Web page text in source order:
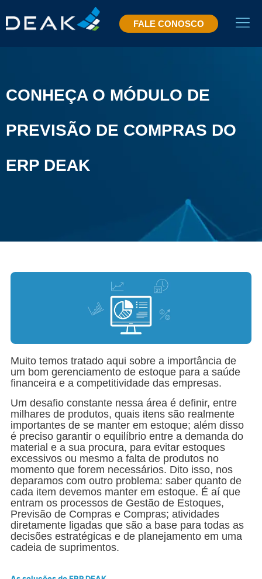
FALE CONOSCO
CONHEÇA O MÓDULO DE
PREVISÃO DE COMPRAS DO
ERP DEAK
Muito temos tratado aqui sobre a importância de
um bom gerenciamento de estoque para a saúde
financeira e a competitividade das empresas.
Um desafio constante nessa área é definir, entre
milhares de produtos, quais itens são realmente
importantes de se manter em estoque; além disso
é preciso garantir o equilíbrio entre a demanda do
material e a sua procura, para evitar estoques
excessivos ou mesmo a falta de produtos no
momento que forem necessários. Dito isso, nos
deparamos com outro problema: saber quanto de
cada item devemos manter em estoque. É aí que
entram os processos de Gestão de Estoques,
Previsão de Compras e Compras; atividades
diretamente ligadas que são a base para todas as
decisões estratégicas e de planejamento em uma
cadeia de suprimentos.